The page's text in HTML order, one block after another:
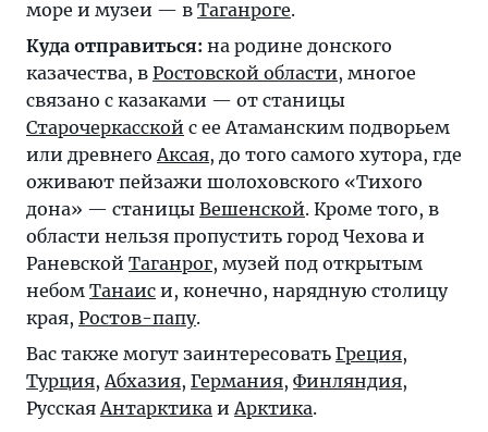
море и музеи — в Таганроге.
Куда отправиться: на родине донского
казачества, в Ростовской области, многое
связано с казаками — от станицы
Старочеркасской с ее Атаманским подворьем
или древнегоАксая, до того самого хутора, где
оживают пейзажи шолоховского «Тихого
дона» — станицы Вешенской. Кроме того, в
области нельзя пропустить город Чехова и
Раневской Таганрог, музей под открытым
небом Танаис и, конечно, нарядную столицу
края, Ростов-папу.
Вас также могут заинтересовать Греция,
Турция,Абхазия, Германия, Финляндия,
РусскаяАнтарктика иАрктика.